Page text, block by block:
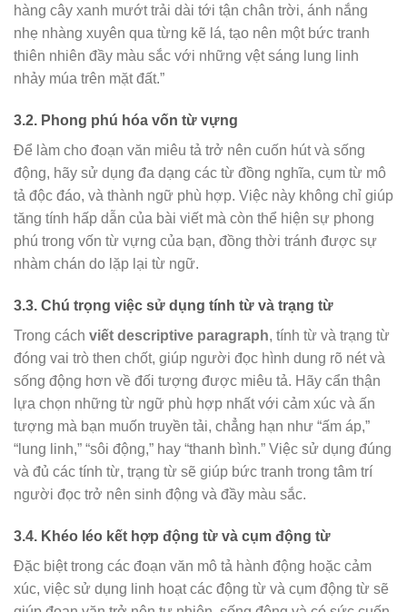
hàng cây xanh mướt trải dài tới tận chân trời, ánh nắng
nhẹ nhàng xuyên qua từng kẽ lá, tạo nên một bức tranh
thiên nhiên đầy màu sắc với những vệt sáng lung linh
nhảy múa trên mặt đất.”
3.2. Phong phú hóa vốn từ vựng
Để làm cho đoạn văn miêu tả trở nên cuốn hút và sống
động, hãy sử dụng đa dạng các từ đồng nghĩa, cụm từ mô
tả độc đáo, và thành ngữ phù hợp. Việc này không chỉ giúp
tăng tính hấp dẫn của bài viết mà còn thể hiện sự phong
phú trong vốn từ vựng của bạn, đồng thời tránh được sự
nhàm chán do lặp lại từ ngữ.
3.3. Chú trọng việc sử dụng tính từ và trạng từ
Trong cách viết descriptive paragraph, tính từ và trạng từ
đóng vai trò then chốt, giúp người đọc hình dung rõ nét và
sống động hơn về đối tượng được miêu tả. Hãy cẩn thận
lựa chọn những từ ngữ phù hợp nhất với cảm xúc và ấn
tượng mà bạn muốn truyền tải, chẳng hạn như “ấm áp,”
“lung linh,” “sôi động,” hay “thanh bình.” Việc sử dụng đúng
và đủ các tính từ, trạng từ sẽ giúp bức tranh trong tâm trí
người đọc trở nên sinh động và đầy màu sắc.
3.4. Khéo léo kết hợp động từ và cụm động từ
Đặc biệt trong các đoạn văn mô tả hành động hoặc cảm
xúc, việc sử dụng linh hoạt các động từ và cụm động từ sẽ